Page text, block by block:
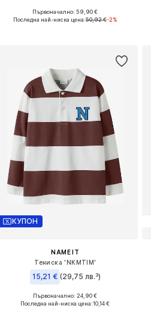
Предлага се в много размери
Първоначално: 59,90 €
Последна най-ниска цена:50,92 €-2%
КУПОН
NAME IT
Тениска 'NKMTIM'
15,21 € (29,75 лв.³)
Налични размери: 146-152
Първоначално: 24,90 €
Последна най-ниска цена:10,14 €